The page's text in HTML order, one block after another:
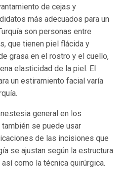
de cejas y
más adecuados para un
son personas entre
que tienen piel flácida y
grasa en el rostro y el cuello,
elasticidad de la piel. El
un estiramiento facial varía
general en los
se puede usar
de las incisiones que
se ajustan según la estructura
como la técnica quirúrgica.